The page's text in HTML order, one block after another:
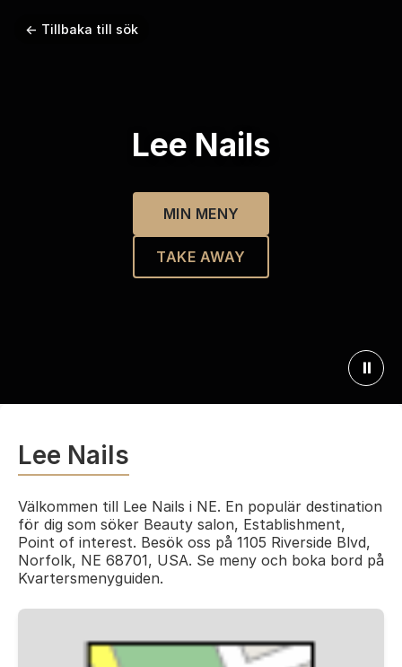
← Tillbaka till sök
Lee Nails
MIN MENY
TAKE AWAY
⏸
Lee Nails
Välkommen till Lee Nails i NE. En populär destination
för dig som söker Beauty salon, Establishment,
Point of interest. Besök oss på 1105 Riverside Blvd,
Norfolk, NE 68701, USA. Se meny och boka bord på
Kvartersmenyguiden.